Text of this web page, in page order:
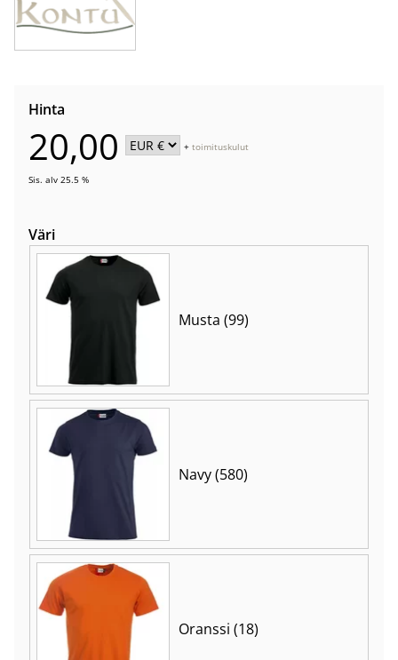
Hinta
20,00 +toimituskulut
Sis. alv 25.5 %
Väri
Musta (99)
Navy (580)
Oranssi (18)